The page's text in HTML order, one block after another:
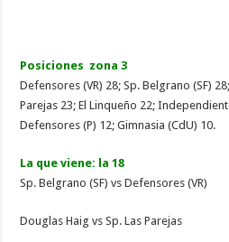
Posiciones zona 3
Defensores (VR) 28; Sp. Belgrano (SF)
Parejas 23; El Linqueño 22;
Defensores (P) 12; Gimnasia (CdU) 10.
La que viene: la 18
Sp. Belgrano (SF) vs Defensores (VR)
Douglas Haig vs Sp. Las Parejas